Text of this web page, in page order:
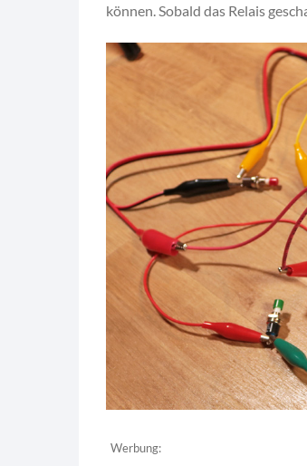
können. Sobald das Relais
Werbung: